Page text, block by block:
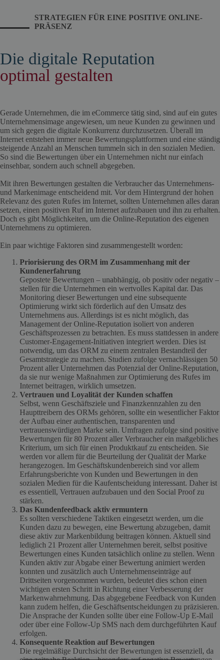
STRATEGIEN FÜR EINE POSITIVE ONLINE-
PRÄSENZ
Die digitale Reputation
optimal gestalten
Gerade Unternehmen, die im eCommerce tätig sind, sind auf ein gutes
Unternehmensimage angewiesen, um neue Kunden zu gewinnen und
um sich gegen die digitale Konkurrenz durchzusetzen. Überall im
Internet entstehen immer neue Bewertungsplattformen und eine ständig
steigende Anzahl an Menschen tummeln sich in den sozialen Medien.
So sind die Bewertungen über ein Unternehmen nicht nur einfach
einsehbar, sondern auch schnell abgegeben.
Mit ihren Bewertungen gestalten die Verbraucher das Unternehmens-
und Markenimage entscheidend mit. Vor dem Hintergrund der hohen
Relevanz des guten Rufes im Internet, sollten Unternehmen alles daran
setzen, einen positiven Ruf im Internet aufzubauen und ihn zu erhalten.
Doch es gibt Möglichkeiten, um die Online-Reputation des eigenen
Unternehmens zu optimieren.
Ein paar wichtige Faktoren sind zusammengestellt worden:
Priorisierung des ORM im Zusammenhang mit der
Kundenerfahrung
Gepostete Bewertungen – unabhängig, ob positiv oder negativ –
stellen für die Unternehmen ein wertvolles Kapital dar. Das
Monitoring dieser Bewertungen und eine subsequente
Optimierung wirkt sich förderlich auf den Umsatz des
Unternehmens aus. Allerdings ist es nicht möglich, das
Management der Online-Reputation isoliert von anderen
Geschäftsprozessen zu betrachten. Es muss stattdessen in andere
Customer-Engagement-Initiativen integriert werden. Dies ist
notwendig, um das ORM zu einem zentralen Bestandteil der
Gesamtstrategie zu machen. Studien zufolge vernachlässigen 50
Prozent aller Unternehmen das Potenzial der Online-Reputation,
da sie nur wenige Maßnahmen zur Optimierung des Rufes im
Internet beitragen, wirklich umsetzen.
Vertrauen und Loyalität der Kunden schaffen
Selbst, wenn Geschäftsziele und Finanzkennzahlen zu den
Haupttreibern des ORMs gehören, sollte ein wesentlicher Faktor
der Aufbau einer authentischen, transparenten und
vertrauenswürdigen Marke sein. Umfragen zufolge sind positive
Bewertungen für 80 Prozent aller Verbraucher ein maßgebliches
Kriterium, um sich für einen Produktkauf zu entscheiden. Sie
werden vor allem für die Beurteilung der Qualität der Marke
herangezogen. Im Geschäftskundenbereich sind vor allem
Erfahrungsberichte von Kunden und Bewertungen in den
sozialen Medien für die Kaufentscheidung interessant. Daher ist
es essentiell, Vertrauen aufzubauen und den Social Proof zu
stärken.
Das Kundenfeedback aktiv ermuntern
Es sollten verschiedene Taktiken eingesetzt werden, um die
Kunden dazu zu bewegen, eine Bewertung abzugeben, damit
diese aktiv zur Markenbildung beitragen können. Aktuell sind
lediglich 21 Prozent aller Unternehmen bereit, selbst positive
Bewertungen eines Kunden tatsächlich online zu stellen. Wenn
Kunden aktiv zur Abgabe einer Bewertung animiert werden
konnten und zusätzlich auch Unternehmenseinträge auf
Drittseiten vorgenommen wurden, bedeutet dies schon einen
wichtigen ersten Schritt in Richtung einer Verbesserung der
Markenwahrnehmung. Das abgegebene Feedback von Kunden
kann zudem helfen, die Geschäftsentscheidungen zu präzisieren.
Die Ansprache der Kunden sollte über eine Follow-Up E-Mail
oder über eine Follow-Up SMS nach dem durchgeführten Kauf
erfolgen.
Konsequente Reaktion auf Bewertungen
Die regelmäßige Durchsicht der Bewertungen ist essenziell, da